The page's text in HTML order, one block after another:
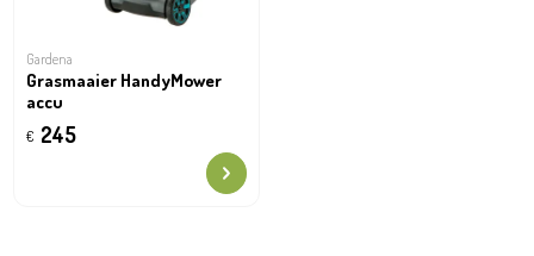
Gardena
Grasmaaier HandyMower
accu
€ 245